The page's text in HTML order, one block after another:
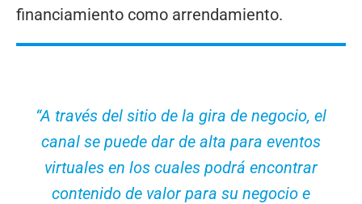
financiamiento como arrendamiento.
“A través del sitio de la gira de negocio, el
canal se puede dar de alta para eventos
virtuales en los cuales podrá encontrar
contenido de valor para su negocio e